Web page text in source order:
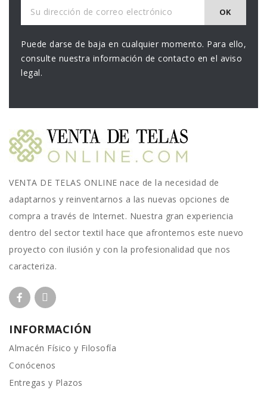
Puede darse de baja en cualquier momento. Para ello,
consulte nuestra información de contacto en el aviso
legal.
VENTA DE TELAS ONLINE nace de la necesidad de
adaptarnos y reinventarnos a las nuevas opciones de
compra a través de Internet. Nuestra gran experiencia
dentro del sector textil hace que afrontemos este nuevo
proyecto con ilusión y con la profesionalidad que nos
caracteriza.
INFORMACIÓN
Almacén Físico y Filosofía
Conócenos
Entregas y Plazos